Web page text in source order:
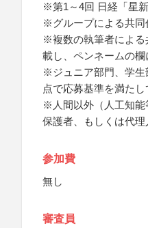
※第1～4回 日経「星
※グループによる共同
※複数の執筆者による
載し、ペンネームの
※ジュニア部門、学生
点で応募基準を満た
※人間以外（人工知能
保護者、もしくは代理
参加費
無し
審査員